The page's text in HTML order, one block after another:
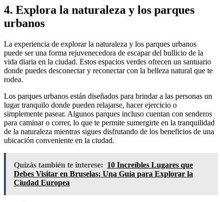
4. Explora la naturaleza y los parques
urbanos
La experiencia de explorar la naturaleza y los parques urbanos
puede ser una forma rejuvenecedora de escapar del bullicio de la
vida diaria en la ciudad. Estos espacios verdes ofrecen un santuario
donde puedes desconectar y reconectar con la belleza natural que te
rodea.
Los parques urbanos están diseñados para brindar a las personas un
lugar tranquilo donde pueden relajarse, hacer ejercicio o
simplemente pasear. Algunos parques incluso cuentan con senderos
para caminar o correr, lo que te permite sumergirte en la tranquilidad
de la naturaleza mientras sigues disfrutando de los beneficios de una
ubicación conveniente en la ciudad.
Quizás también te interese: 10 Increíbles Lugares que
Debes Visitar en Bruselas: Una Guía para Explorar la
Ciudad Europea